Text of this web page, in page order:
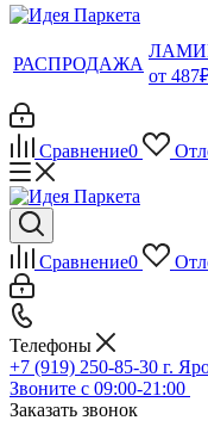
РАСПРОДАЖА
от
Сравнение0
Сравнение0
Телефоны
+7 (919) 250-85-30 г.
Звоните с 09:00-21:00
Заказать звонок